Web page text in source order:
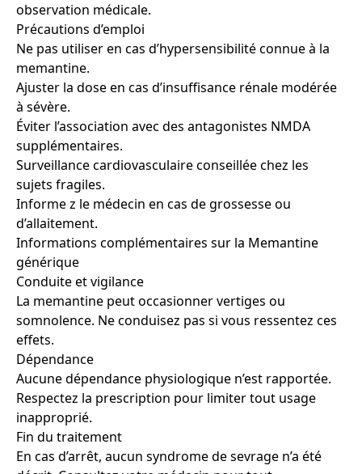
observation médicale.
Précautions d’emploi
Ne pas utiliser en cas d’hypersensibilité connue à la
memantine.
Ajuster la dose en cas d’insuffisance rénale modérée
à sévère.
Éviter l’association avec des antagonistes NMDA
supplémentaires.
Surveillance cardiovasculaire conseillée chez les
sujets fragiles.
Informe z le médecin en cas de grossesse ou
d’allaitement.
Informations complémentaires sur la Memantine
générique
Conduite et vigilance
La memantine peut occasionner vertiges ou
somnolence. Ne conduisez pas si vous ressentez ces
effets.
Dépendance
Aucune dépendance physiologique n’est rapportée.
Respectez la prescription pour limiter tout usage
inapproprié.
Fin du traitement
En cas d’arrêt, aucun syndrome de sevrage n’a été